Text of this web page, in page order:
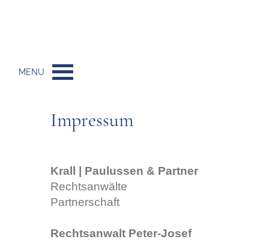
MENU
Impressum
Krall | Paulussen & Partner
Rechtsanwälte
Partnerschaft
Rechtsanwalt Peter-Josef